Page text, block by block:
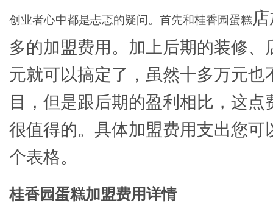
创业者心中都是忐忑的疑问。首先和桂香园蛋糕
多的加盟费用。加上后期的装修、
元就可以搞定了，虽然十多万元也
目，但是跟后期的盈利相比，这点
很值得的。具体加盟费用支出您可
个表格。
桂香园蛋糕加盟费用详情